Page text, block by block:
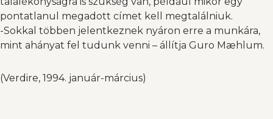
pontatlanul megadott címet kell megtalálniuk.
-Sokkal többen jelentkeznek nyáron erre a munkára,
mint ahányat fel tudunk venni – állítja Guro Mæhlum.
(Verdire, 1994. január-március)